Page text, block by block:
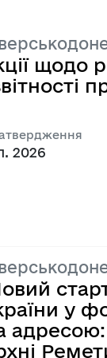
з
гендерної
запобігання
за
щодо
2026
у